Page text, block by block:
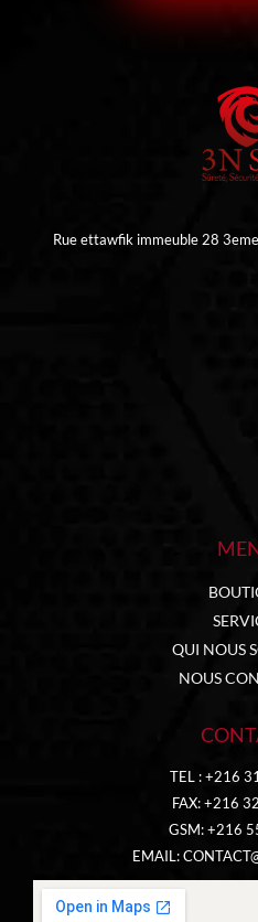
Rue ettawfik immeuble 28
QUI NOUS
NOUS
TEL : +216
FAX: +216
GSM: +216
EMAIL: